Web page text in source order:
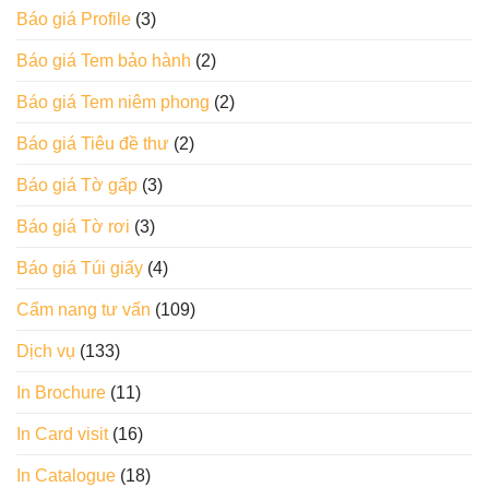
Báo giá Profile (3)
Báo giá Tem bảo hành (2)
Báo giá Tem niêm phong (2)
Báo giá Tiêu đề thư (2)
Báo giá Tờ gấp (3)
Báo giá Tờ rơi (3)
Báo giá Túi giấy (4)
Cẩm nang tư vấn (109)
Dịch vụ (133)
In Brochure (11)
In Card visit(16)
In Catalogue (18)